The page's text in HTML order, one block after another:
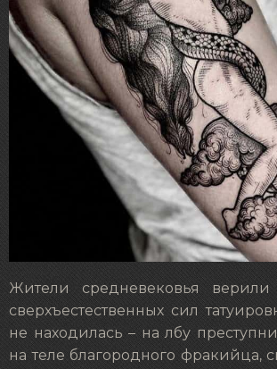
Жители средневековья
сверхъестественных сил
не находилась – на лбу
на теле благородного фракийца,